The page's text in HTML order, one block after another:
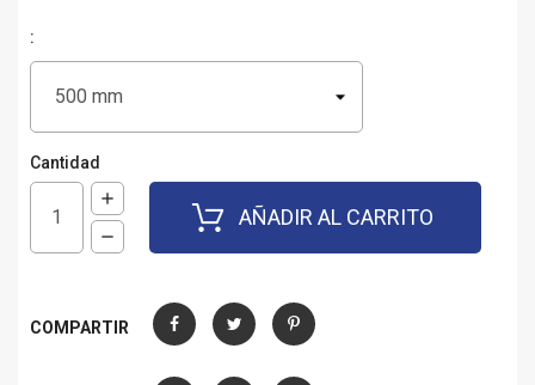
:
Cantidad
AÑADIR AL CARRITO
COMPARTIR
CompartirTuitear Pinterest